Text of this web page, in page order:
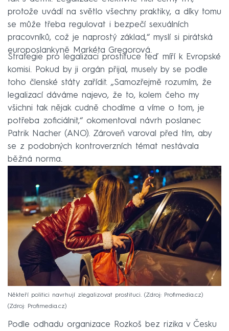
protože uvádí na světlo všechny praktiky, a díky tomu
se může třeba regulovat i bezpečí sexuálních
pracovníků, což je naprostý základ,“ myslí si pirátská
europoslankyně Markéta Gregorová.
Strategie pro legalizaci prostituce teď míří k Evropské
komisi. Pokud by ji orgán přijal, musely by se podle
toho členské státy zařídit. „Samozřejmě rozumím, že
legalizací dáváme najevo, že to, kolem čeho my
všichni tak nějak cudně chodíme a víme o tom, je
potřeba zoficiálnit,“ okomentoval návrh poslanec
Patrik Nacher (ANO). Zároveň varoval před tím, aby
se z podobných kontroverzních témat nestávala
běžná norma.
Někteří politici navrhují zlegalizovat prostituci. (Zdroj: Profimedia.cz)
Zdroj: Profimedia.cz
Podle odhadu organizace Rozkoš bez rizika v Česku